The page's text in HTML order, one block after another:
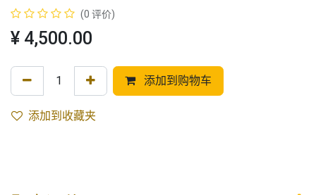
(0 评价)
¥ 4,500.00
添加到购物车
添加到收藏夹